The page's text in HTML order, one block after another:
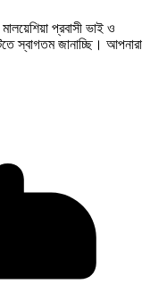
প্রবাসী ভাই ও
স্বাগতম জানাচ্ছি। আপনারা